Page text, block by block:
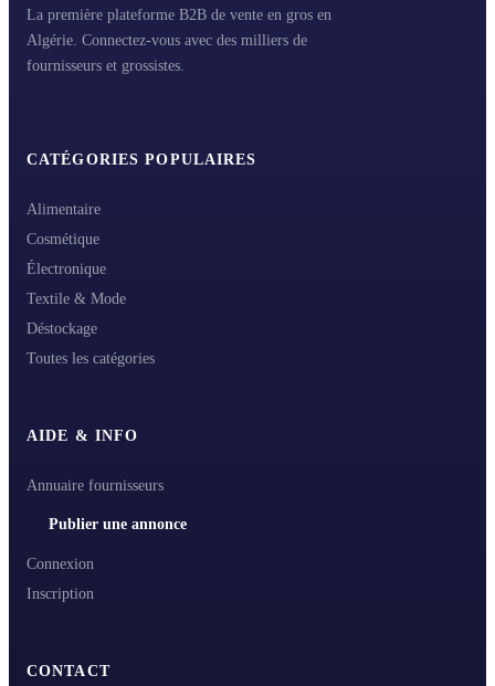
La première plateforme B2B de vente en gros en
Algérie. Connectez-vous avec des milliers de
fournisseurs et grossistes.
CATÉGORIES POPULAIRES
Alimentaire
Cosmétique
Électronique
Textile & Mode
Déstockage
Toutes les catégories
AIDE & INFO
Annuaire fournisseurs
Publier une annonce
Connexion
Inscription
CONTACT